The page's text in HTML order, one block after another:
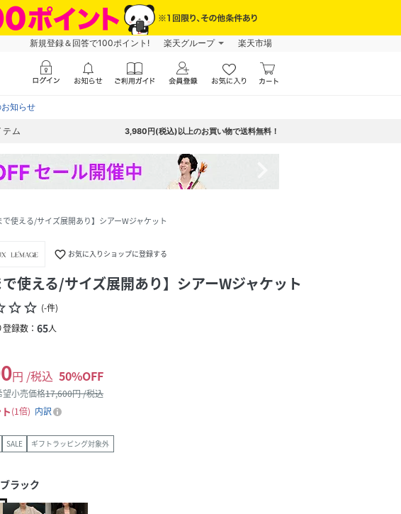
新規登録＆回答で100ポイント! 楽天グループ 楽天市場
知らせ
ム 3,980円(税込)以上のお買い物で送料無料！
で使える/サイズ展開あり】シアーWジャケット
favorite_border お気に入りショップに登録する
で使える/サイズ展開あり】シアーWジャケット
star_borderstar_border (-件)
録数： 65人
円 /税込 50%OFF
望小売価格17,600円 /税込
1倍 内訳
SALE ギフトラッピング対象外
ブラック